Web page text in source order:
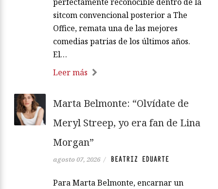
sitcom convencional posterior a The
Office, remata una de las mejores
comedias patrias de los últimos años.
El…
Leer más
Marta Belmonte: “Olvídate de
Meryl Streep, yo era fan de Lina
Morgan”
agosto 07, 2026 / BEATRIZ EDUARTE
Para Marta Belmonte, encarnar un